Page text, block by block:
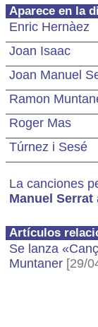
Aparece en la
Enric Hernàez
Joan Isaac
Joan Manuel
Ramon
Roger Mas
Túrnez i Sesé
La canciones
Manuel Serrat
Artículos
Se lanza
Muntaner [29/